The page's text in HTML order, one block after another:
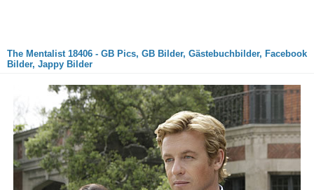
The Mentalist 18406 - GB Pics, GB Bilder, Gästebuchbilder, Facebook
Bilder, Jappy Bilder